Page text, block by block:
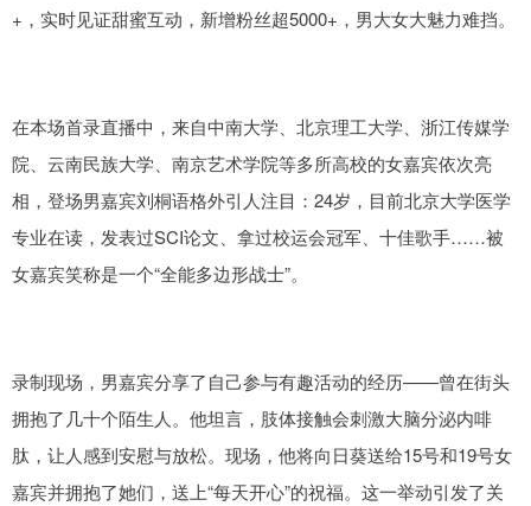
+，实时见证甜蜜互动，新增粉丝超5000+，男大女大魅力难挡。
在本场首录直播中，来自中南大学、北京理工大学、浙江传媒学
院、云南民族大学、南京艺术学院等多所高校的女嘉宾依次亮
相，登场男嘉宾刘桐语格外引人注目：24岁，目前北京大学医学
专业在读，发表过SCI论文、拿过校运会冠军、十佳歌手……被
女嘉宾笑称是一个“全能多边形战士”。
录制现场，男嘉宾分享了自己参与有趣活动的经历——曾在街头
拥抱了几十个陌生人。他坦言，肢体接触会刺激大脑分泌内啡
肽，让人感到安慰与放松。现场，他将向日葵送给15号和19号女
嘉宾并拥抱了她们，送上“每天开心”的祝福。这一举动引发了关